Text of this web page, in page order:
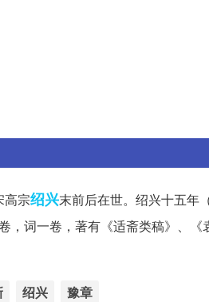
高宗绍兴末前后在世。绍兴十五年
词一卷，著有《适斋类稿》、
绍兴 豫章